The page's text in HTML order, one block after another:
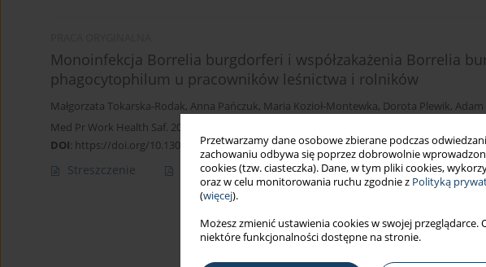
Przetwarzamy dane osobowe zbierane podczas
zachowaniu odbywa się poprzez dobrowolnie
cookies (tzw. ciasteczka). Dane, w tym pliki cookies,
oraz w celu monitorowania ruchu zgodnie z Polityką
(więcej).
Możesz zmienić ustawienia cookies w swojej
niektóre funkcjonalności dostępne na stronie.
Monoinfekcja Borrelia burgdorferi i współzakażenia Borrelia
phagocytophilum u pracowników leśnictwa i rolników
Małgorzata Tokarska-Rodak, Anna Pańczuk, Maria Kozioł-Montewka, Dorota Plewik, Adam
Med Pr Work Health Saf. 2015;66(5):645-51
DOI: https://doi.org/10.13075/mp.5893.00226
Streszczenie Artykuł(PDF)